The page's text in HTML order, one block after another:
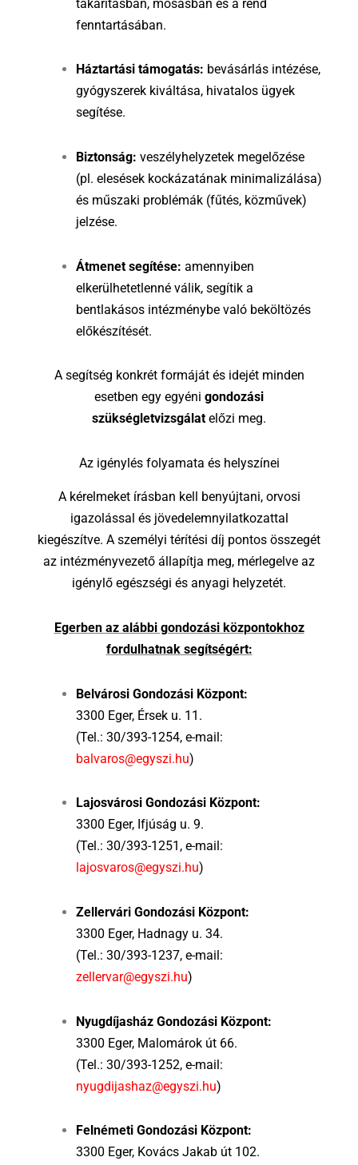
takarításban, mosásban és a rend
fenntartásában.
Háztartási támogatás: bevásárlás intézése,
gyógyszerek kiváltása, hivatalos ügyek
segítése.
Biztonság: veszélyhelyzetek megelőzése
(pl. elesések kockázatának minimalizálása)
és műszaki problémák (fűtés, közművek)
jelzése.
Átmenet segítése: amennyiben
elkerülhetetlenné válik, segítik a
bentlakásos intézménybe való beköltözés
előkészítését.
A segítség konkrét formáját és idejét minden
esetben egy egyéni gondozási
szükségletvizsgálat előzi meg.
Az igénylés folyamata és helyszínei
A kérelmeket írásban kell benyújtani, orvosi
igazolással és jövedelemnyilatkozattal
kiegészítve. A személyi térítési díj pontos összegét
az intézményvezető állapítja meg, mérlegelve az
igénylő egészségi és anyagi helyzetét.
Egerben az alábbi gondozási központokhoz
fordulhatnak segítségért:
Belvárosi Gondozási Központ:
3300 Eger, Érsek u. 11.
(Tel.: 30/393-1254, e-mail:
balvaros@egyszi.hu)
Lajosvárosi Gondozási Központ:
3300 Eger, Ifjúság u. 9.
(Tel.: 30/393-1251, e-mail:
lajosvaros@egyszi.hu)
Zellervári Gondozási Központ:
3300 Eger, Hadnagy u. 34.
(Tel.: 30/393-1237, e-mail:
zellervar@egyszi.hu)
Nyugdíjasház Gondozási Központ:
3300 Eger, Malomárok út 66.
(Tel.: 30/393-1252, e-mail:
nyugdijashaz@egyszi.hu)
Felnémeti Gondozási Központ:
3300 Eger, Kovács Jakab út 102.